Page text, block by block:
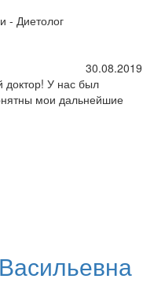
- Диетолог
30.08.2019
доктор! У нас был
мои дальнейшие